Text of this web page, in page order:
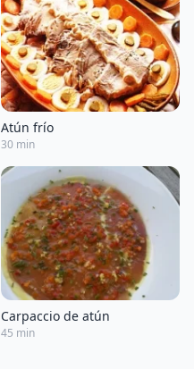
Atún frío
30 min
Carpaccio de atún
45 min